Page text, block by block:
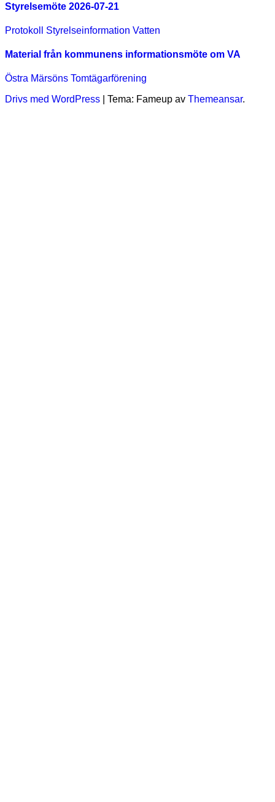
Styrelsemöte 2026-07-21
Protokoll Styrelseinformation Vatten
Material från kommunens informationsmöte om VA
Östra Märsöns Tomtägarförening
Drivs med WordPress
Tema: Fameup av Themeansar.